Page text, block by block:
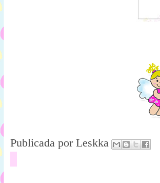
Publicada por Leskka